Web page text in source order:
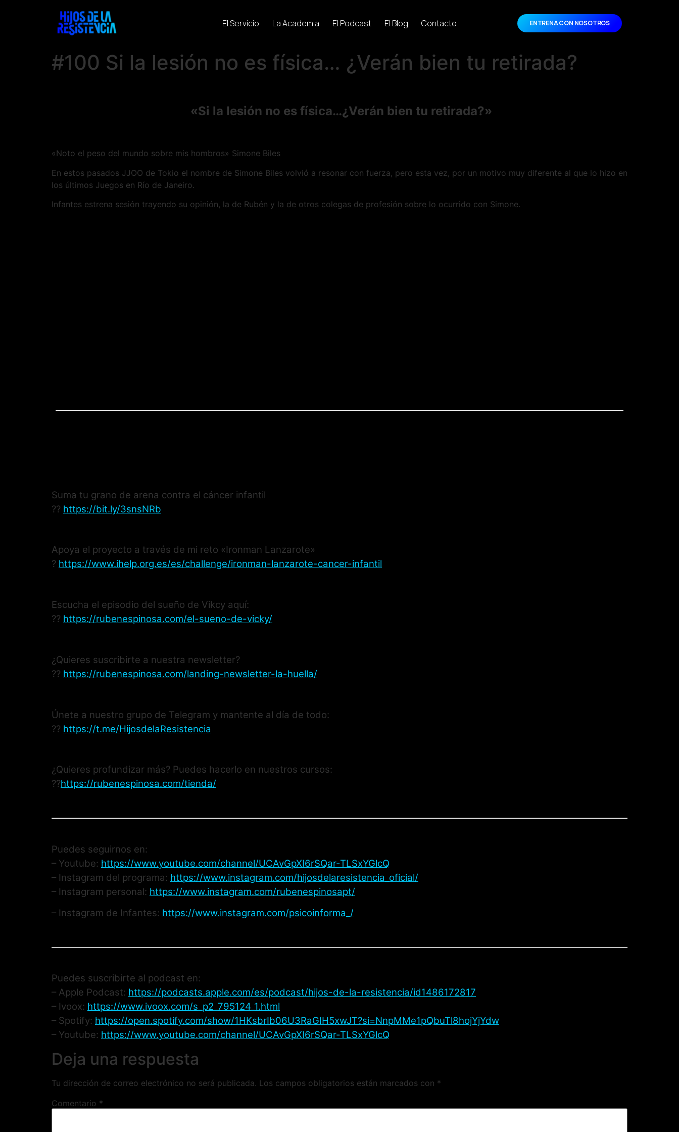
El Servicio La Academia El Podcast El Blog Contacto ENTRENA CON NOSOTROS
#100 Si la lesión no es física… ¿Verán bien tu retirada?
«Si la lesión no es física…¿Verán bien tu retirada?»
«Noto el peso del mundo sobre mis hombros» Simone Biles
En estos pasados JJOO de Tokio el nombre de Simone Biles volvió a resonar con fuerza, pero esta vez, por un motivo muy diferente al que lo hizo en
los últimos Juegos en Río de Janeiro.
Infantes estrena sesión trayendo su opinión, la de Rubén y la de otros colegas de profesión sobre lo ocurrido con Simone.
Suma tu grano de arena contra el cáncer infantil
?? https://bit.ly/3snsNRb
Apoya el proyecto a través de mi reto «Ironman Lanzarote»
? https://www.ihelp.org.es/es/challenge/ironman-lanzarote-cancer-infantil
Escucha el episodio del sueño de Vikcy aquí:
?? https://rubenespinosa.com/el-sueno-de-vicky/
¿Quieres suscribirte a nuestra newsletter?
?? https://rubenespinosa.com/landing-newsletter-la-huella/
Únete a nuestro grupo de Telegram y mantente al día de todo:
?? https://t.me/HijosdelaResistencia
¿Quieres profundizar más? Puedes hacerlo en nuestros cursos:
??https://rubenespinosa.com/tienda/
Puedes seguirnos en:
– Youtube: https://www.youtube.com/channel/UCAvGpXI6rSQar-TLSxYGlcQ
– Instagram del programa: https://www.instagram.com/hijosdelaresistencia_oficial/
– Instagram personal: https://www.instagram.com/rubenespinosapt/
– Instagram de Infantes: https://www.instagram.com/psicoinforma_/
Puedes suscribirte al podcast en:
– Apple Podcast: https://podcasts.apple.com/es/podcast/hijos-de-la-resistencia/id1486172817
– Ivoox: https://www.ivoox.com/s_p2_795124_1.html
– Spotify: https://open.spotify.com/show/1HKsbrIb06U3RaGIH5xwJT?si=NnpMMe1pQbuTl8hojYjYdw
– Youtube: https://www.youtube.com/channel/UCAvGpXI6rSQar-TLSxYGlcQ
Deja una respuesta
Tu dirección de correo electrónico no será publicada. Los campos obligatorios están marcados con *
Comentario *